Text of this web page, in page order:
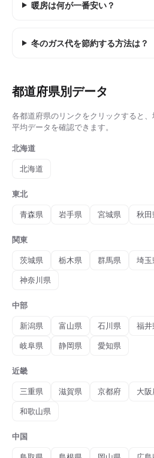
暖房は何が一番安い？
冬のガス代を節約する方法は？
都道府県別データ
各都道府県のリンクをクリックすると
平均データを確認できます。
北海道
北海道
東北
青森県
岩手県 宮城県 秋田
関東
茨城県
栃木県 群馬県 埼玉
神奈川県
中部
新潟県
富山県 石川県 福井
岐阜県
静岡県 愛知県
近畿
三重県
滋賀県 京都府 大
和歌山県
中国